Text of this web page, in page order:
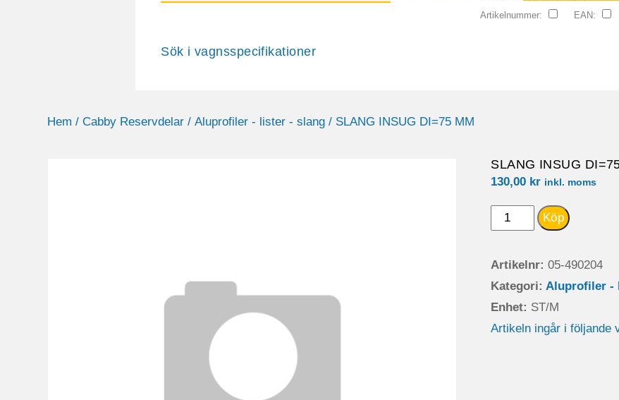
Artikelnummer: EAN:
Sök i vagnsspecifikationer
Hem / Cabby Reservdelar / Aluprofiler - lister - slang / SLANG INSUG DI=75 MM
SLANG INSUG
130,00 kr inkl. moms
SLANG
DI=75
MM
mängd
Köp
Artikelnr:05-490204
Kategori:Aluprofiler -
Enhet: ST/M
Artikeln ingår i följande